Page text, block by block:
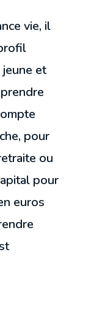
vie, il
et
pour
ou
pour
euros